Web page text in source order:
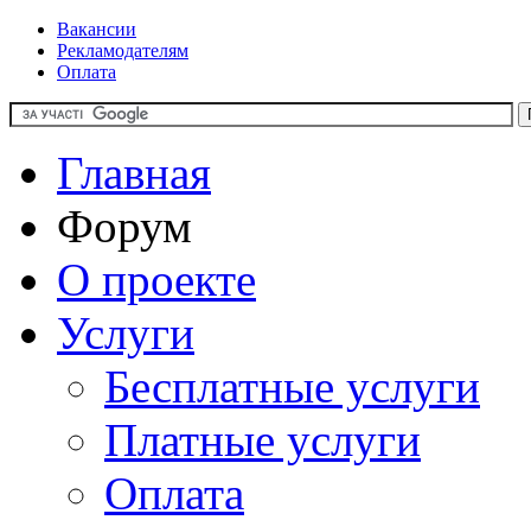
Вакансии
Рекламодателям
Оплата
Главная
Форум
О проекте
Услуги
Бесплатные услуги
Платные услуги
Оплата